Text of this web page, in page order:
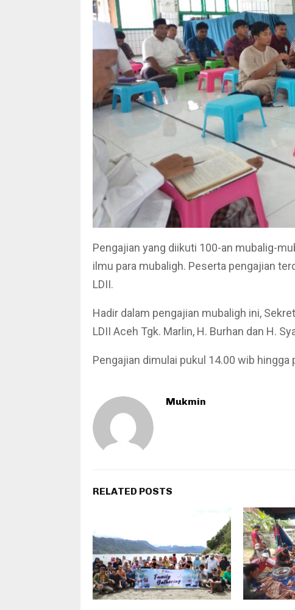
Pengajian yang diikuti 100-an mubalig-
ilmu para mubaligh. Peserta pengajian
LDII.
Hadir dalam pengajian mubaligh ini,
LDII Aceh Tgk. Marlin, H. Burhan dan H.
Pengajian dimulai pukul 14.00 wib hingga
Mukmin
RELATED POSTS